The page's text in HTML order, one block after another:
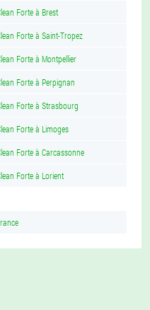
Forte à Brest
Forte à Saint-Tropez
Forte à Montpellier
Forte à Perpignan
Forte à Strasbourg
Forte à Limoges
Forte à Carcassonne
Forte à Lorient